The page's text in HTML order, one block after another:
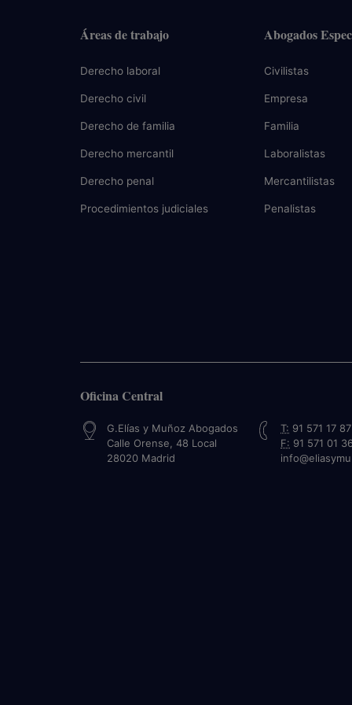
Áreas de trabajo
Derecho laboral
Derecho civil
Derecho de familia
Derecho mercantil
Derecho penal
Procedimientos judiciales
Abogados
Civilistas
Empresa
Familia
Laboralistas
Mercantilistas
Penalistas
Oficina Central
G.Elías y Muñoz Abogados
Calle Orense, 48 Local
28020 Madrid
T: 91 571 17 87
F: 91 571 01